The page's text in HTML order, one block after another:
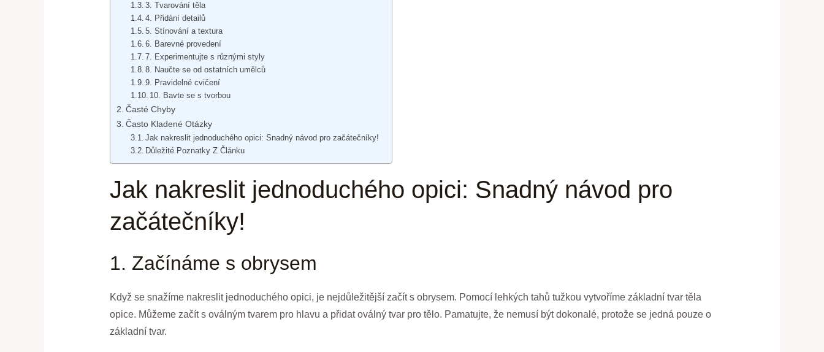
3. Tvarování těla
4. Přidání detailů
5. Stínování a textura
6. Barevné provedení
7. Experimentujte s různými styly
8. Naučte se od ostatních umělců
9. Pravidelné cvičení
10. Bavte se s tvorbou
Časté Chyby
Často Kladené Otázky
Jak nakreslit jednoduchého opici: Snadný návod pro začátečníky!
Důležité Poznatky Z Článku
Jak nakreslit jednoduchého opici: Snadný návod pro
začátečníky!
1. Začínáme s obrysem
Když se snažíme nakreslit jednoduchého opici, je nejdůležitější začít s obrysem. Pomocí lehkých tahů tužkou vytvoříme základní tvar těla
opice. Můžeme začít s oválným tvarem pro hlavu a přidat oválný tvar pro tělo. Pamatujte, že nemusí být dokonalé, protože se jedná pouze o
základní tvar.